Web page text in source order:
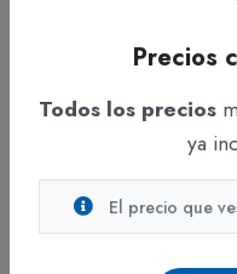
estabilidad y un diseño
75 cm.
Garantía:1 año.
Precios
Todos los precios
ya
El precio que